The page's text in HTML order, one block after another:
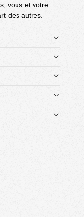
vous et votre
des autres.